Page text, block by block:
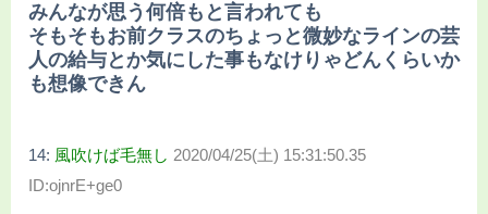
みんなが思う何倍もと言われても
そもそもお前クラスのちょっと微妙なラインの芸
人の給与とか気にした事もなけりゃどんくらいか
も想像できん
14: 風吹けば毛無し 2020/04/25(土) 15:31:50.35
ID:ojnrE+ge0